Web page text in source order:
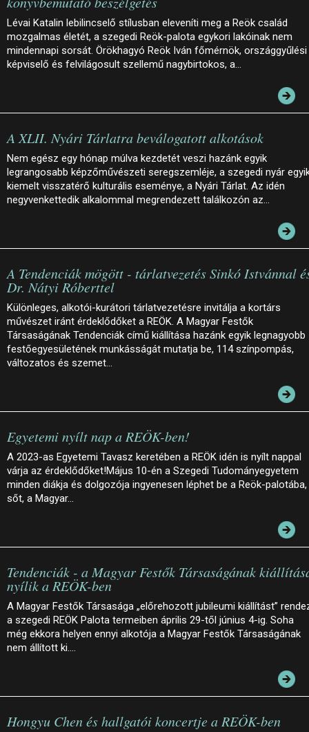
Lévai Katalin lebilincselő stílusban eleveníti meg a Reök család
mozgalmas életét, a szegedi Reök-palota egykori lakóinak nem
mindennapi sorsát. Örökhagyó Reök Iván főmérnök, országgyűlési
képviselő és felvilágosult szellemű nagybirtokos, a…
A XLII. Nyári Tárlatra beválogatott alkotások
Nem egész egy hónap múlva kezdetét veszi hazánk egyik
legrangosabb képzőművészeti seregszemléje, a szegedi nyár
kiemelt visszatérő kulturális eseménye, a Nyári Tárlat. Az idén
negyvenkettedik alkalommal megrendezett találkozón az…
A Tendenciák mögött - tárlatvezetés Sinkó Istvánnal
Dr. Nátyi Róberttel
Különleges, alkotói-kurátori tárlatvezetésre invitálja a kortárs
művészet iránt érdeklődőket a REÖK. A Magyar Festők
Társaságának Tendenciák című kiállítása hazánk egyik legnagyobb
festőegyesületének munkásságát mutatja be, 114 színpompás,
változatos és szemet…
Egyetemi nyílt nap a REÖK-ben!
A 2023-as Egyetemi Tavasz keretében a REÖK idén is nyílt nappal
várja az érdeklődőket!Május 10-én a Szegedi Tudományegyetem
minden diákja és dolgozója ingyenesen léphet be a Reök-palotába,
sőt, a Magyar…
Tendenciák - a Magyar Festők Társaságának
nyílik a REÖK-ben
A Magyar Festők Társasága „előrehozott jubileumi kiállítást”
a szegedi REÖK Palota termeiben április 29-től június 4-ig. Soha
még ekkora helyen ennyi alkotója a Magyar Festők Társaságának
nem állított ki.…
Hongyu Chen és hallgatói koncertje a REÖK-ben